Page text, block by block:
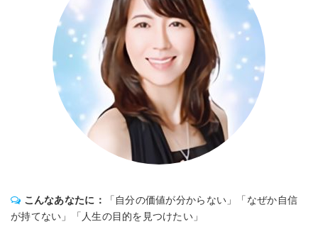
こんなあなたに：
「自分の価値が分からない」「なぜか自信
が持てない」「人生の目的を見つけたい」